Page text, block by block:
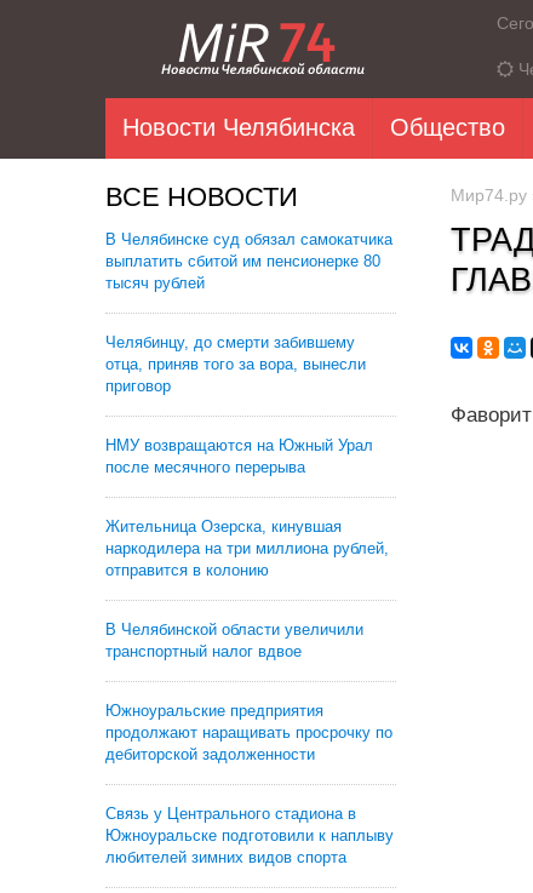
Новости Челябинска Общество
ВСЕ НОВОСТИ
В Челябинске суд обязал самокатчика
выплатить сбитой им пенсионерке 80
тысяч рублей
Челябинцу, до смерти забившему
отца, приняв того за вора, вынесли
приговор
НМУ возвращаются на Южный Урал
после месячного перерыва
Жительница Озерска, кинувшая
наркодилера на три миллиона рублей,
отправится в колонию
В Челябинской области увеличили
транспортный налог вдвое
Южноуральские предприятия
продолжают наращивать просрочку по
дебиторской задолженности
Связь у Центрального стадиона в
Южноуральске подготовили к наплыву
любителей зимних видов спорта
Мир74.ру